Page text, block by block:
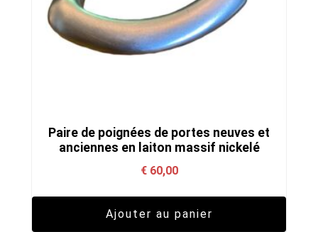
Paire de poignées de portes neuves et
anciennes en laiton massif nickelé
€60,00
Ajouter au panier